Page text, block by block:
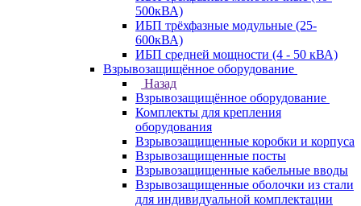
500кВА)
ИБП трёхфазные модульные (25-
600кВА)
ИБП средней мощности (4 - 50 кВА)
Взрывозащищённое оборудование
Назад
Взрывозащищённое оборудование
Комплекты для крепления
оборудования
Взрывозащищенные коробки и корпуса
Взрывозащищенные посты
Взрывозащищенные кабельные вводы
Взрывозащищенные оболочки из стали
для индивидуальной комплектации